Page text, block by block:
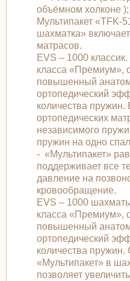
объёмном холконе
Мультипакет «TFK-
шахматка»
матрасов.
EVS – 1000
класса «Премиум»,
повышенный
ортопедический
количества пружин.
ортопедических
независимого
пружин на одно
- «Мультипакет»
поддерживает все
давление на
кровообращение.
EVS – 1000
класса «Премиум»,
повышенный
ортопедический
количества пружин.
«Мультипакет» в
позволяет